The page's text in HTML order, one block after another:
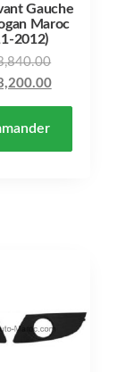
Gauche
Maroc
2012)